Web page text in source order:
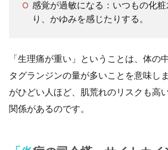
感覚が過敏になる ：いつもの化
り、かゆみを感じたりする。
「生理痛が重い」ということは、体の
タグランジンの量が多いことを意味し
がひどい人ほど、肌荒れのリスクも高
関係があるのです。